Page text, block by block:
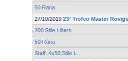
50 Rana
27/10/2019 23° Trofeo Master
200 Stile Libero
50 Rana
Staff. 4x50 Stile L.